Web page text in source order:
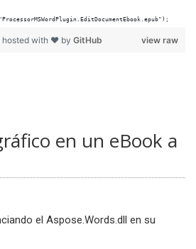
view raw
hosted with ❤ by GitHub
en un eBook a
el Aspose.Words.dll en su